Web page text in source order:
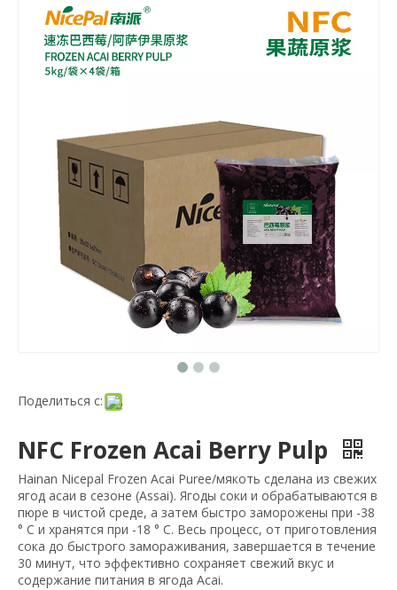
Поделиться с:
NFC Frozen Acai Berry Pulp
Hainan Nicepal Frozen Acai Puree/мякоть сделана из свежих
ягод асаи в сезоне (Assai). Ягоды соки и обрабатываются в
пюре в чистой среде, а затем быстро заморожены при -38
° C и хранятся при -18 ° C. Весь процесс, от приготовления
сока до быстрого замораживания, завершается в течение
30 минут, что эффективно сохраняет свежий вкус и
содержание питания в ягода Acai.